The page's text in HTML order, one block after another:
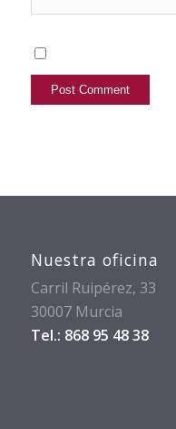
Nuestra oficina
Carril Ruipérez, 33
30007 Murcia
Tel.: 868 95 48 38